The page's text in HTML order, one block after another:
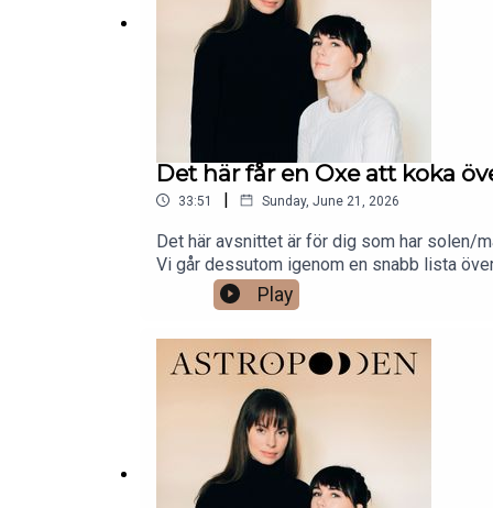
Det här får en Oxe att koka
33:51 | Sunday, June 21, 2026
Det här avsnittet är för dig som har solen/
Vi går dessutom igenom en snabb lista
Play